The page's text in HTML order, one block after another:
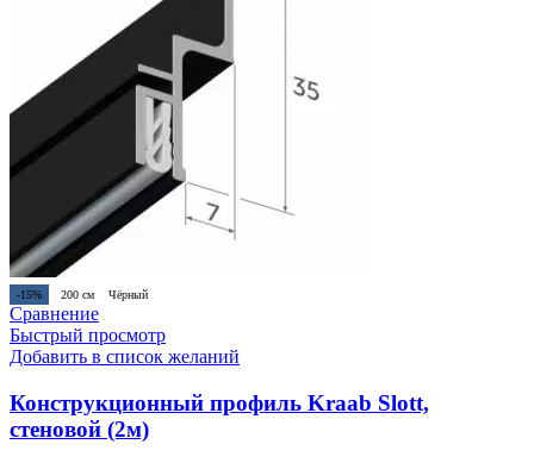
-15% 200 см Чёрный
Сравнение
Быстрый просмотр
Добавить в список желаний
Конструкционный профиль Kraab Slott,
стеновой (2м)